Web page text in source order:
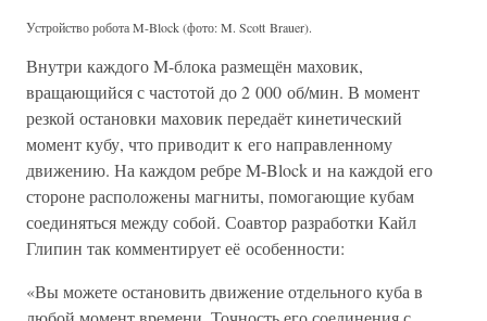
Устройство робота M-Block (фото: M. Scott Brauer).
Внутри каждого M-блока размещён маховик,
вращающийся с частотой до 2 000 об/мин. В момент
резкой остановки маховик передаёт кинетический
момент кубу, что приводит к его направленному
движению. На каждом ребре M-Block и на каждой его
стороне расположены магниты, помогающие кубам
соединяться между собой. Соавтор разработки Кайл
Глипин так комментирует её особенности:
«Вы можете остановить движение отдельного куба в